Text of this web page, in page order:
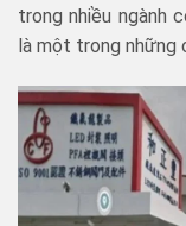
trong nhiều ngành
là một trong những